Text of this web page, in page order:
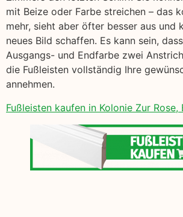
mit Beize oder Farbe streichen – das
mehr, sieht aber öfter besser aus und
neues Bild schaffen. Es kann sein,
Ausgangs- und Endfarbe zwei
die Fußleisten vollständig Ihre
annehmen.
Fußleisten kaufen in Kolonie Zur Rose,